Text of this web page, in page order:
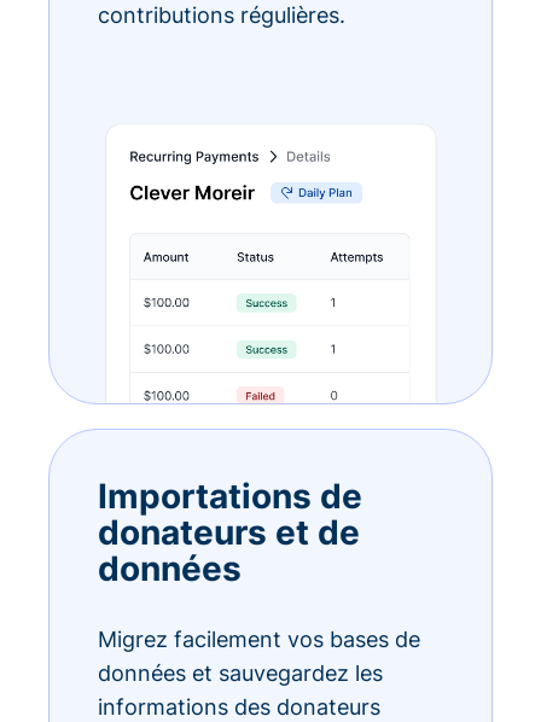
contributions régulières.
Importations de
donateurs et de
données
Migrez facilement vos bases de
données et sauvegardez les
informations des donateurs